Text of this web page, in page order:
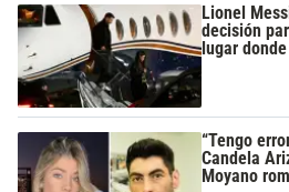
Lionel
decisión
lugar
“Tengo
Candela
Moyano